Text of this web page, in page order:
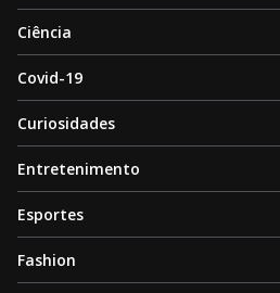
Ciência
Covid-19
Curiosidades
Entretenimento
Esportes
Fashion